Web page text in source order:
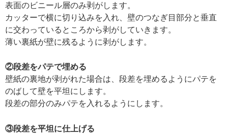
表面のビニール層のみ剥がします。
カッターで横に切り込みを入れ、壁のつなぎ目部分と垂直
に交わっているところから剥がしていきます。
薄い裏紙が壁に残るように剥がします。
②段差をパテで埋める
壁紙の裏地が剥がれた場合は、段差を埋めるようにパテを
のばして壁を平坦にします。
段差の部分のみパテを入れるようにします。
③段差を平坦に仕上げる